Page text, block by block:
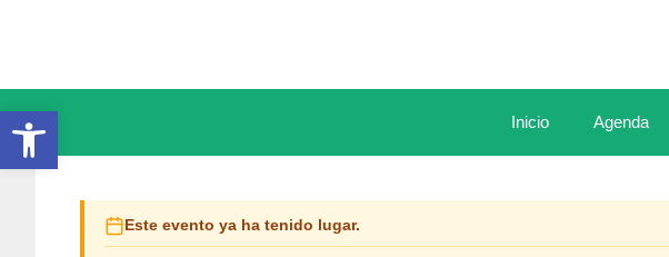
Abrir barra de herramientas Inicio Agenda
Este evento ya ha tenido lugar.